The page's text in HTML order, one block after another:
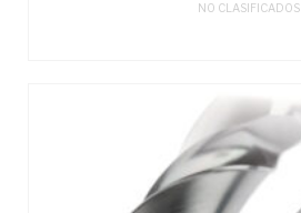
NO CLASIFICADOS